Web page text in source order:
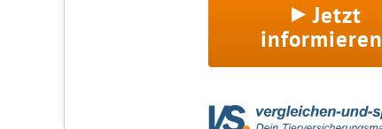
Jetzt
informieren